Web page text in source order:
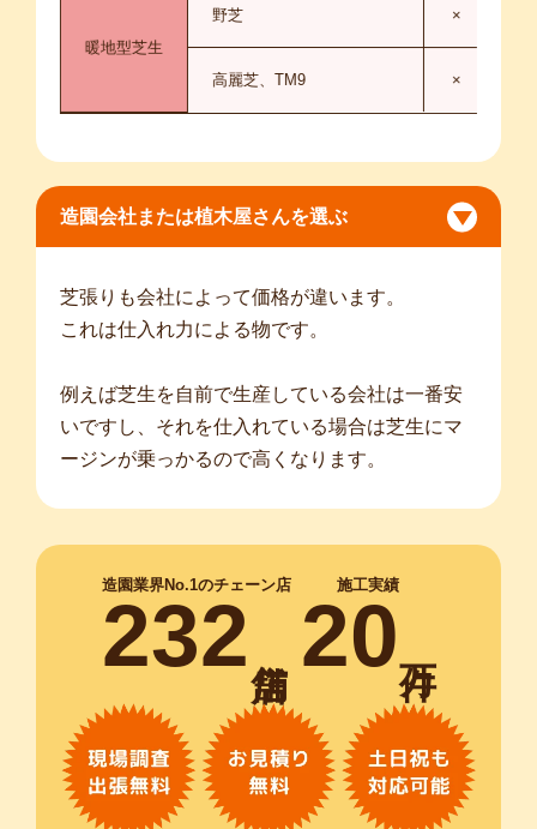
暖地型芝生
野芝 ×
高麗芝、TM9 ×
造園会社または植木屋さんを選ぶ
芝張りも会社によって価格が違います。
これは仕入れ力による物です。
例えば芝生を自前で生産している会社は一番安
いですし、それを仕入れている場合は芝生にマ
ージンが乗っかるので高くなります。
造園業界No.1のチェーン店
232
施工実績
20